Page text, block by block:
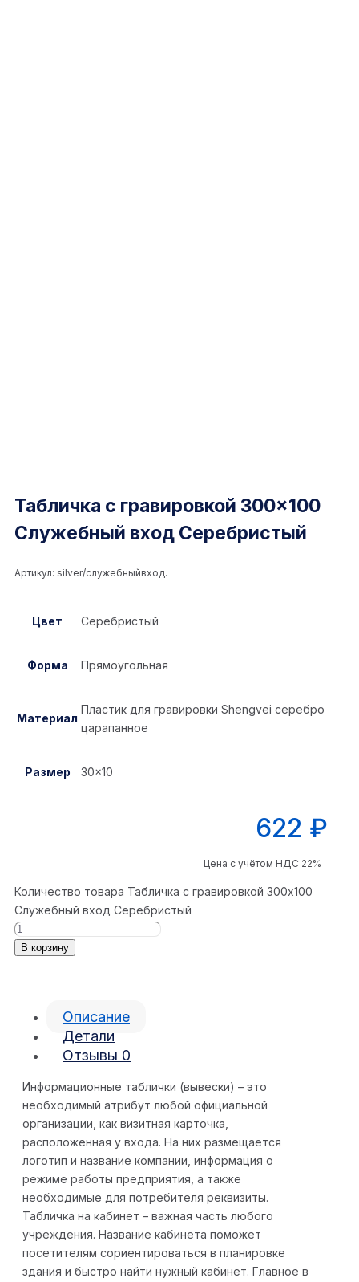
Табличка с гравировкой 300×100
Служебный вход Серебристый
Артикул: silver/служебныйвход.
Цвет Серебристый
Форма Прямоугольная
Материал
Пластик для гравировки Shengvei серебро
царапанное
Размер 30×10
622 ₽
Цена с учётом НДС 22%
Количество товара Табличка с гравировкой 300x100
Служебный вход Серебристый
В корзину
Описание
Детали
Отзывы 0
Информационные таблички (вывески) – это
необходимый атрибут любой официальной
организации, как визитная карточка,
расположенная у входа. На них размещается
логотип и название компании, информация о
режиме работы предприятия, а также
необходимые для потребителя реквизиты.
Табличка на кабинет – важная часть любого
учреждения. Название кабинета поможет
посетителям сориентироваться в планировке
здания и быстро найти нужный кабинет. Главное в